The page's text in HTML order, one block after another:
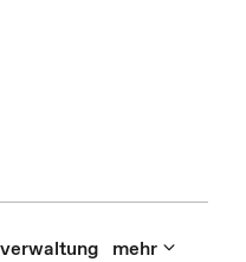
mehr